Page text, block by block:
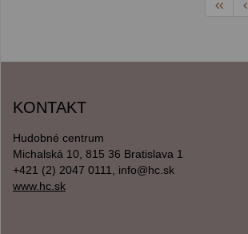
KONTAKT
Hudobné centrum
Michalská 10, 815 36 Bratislava 1
+421 (2) 2047 0111, info@hc.sk
www.hc.sk